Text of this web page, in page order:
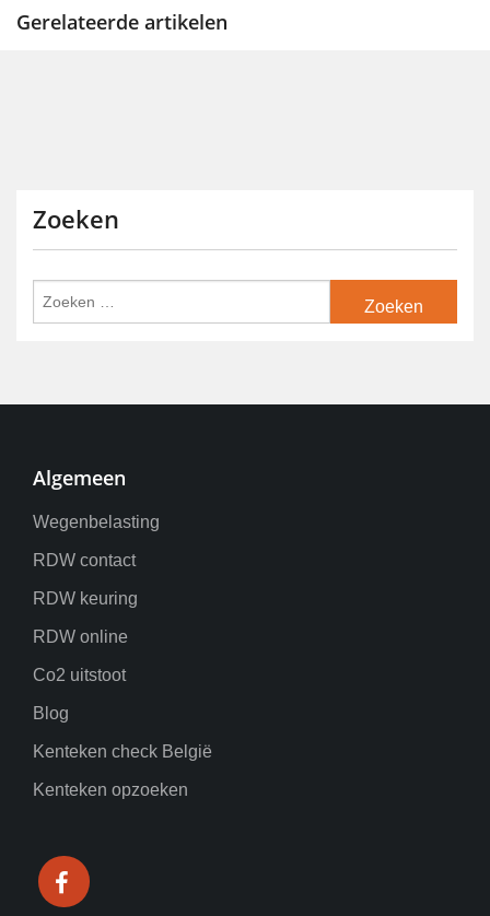
Gerelateerde artikelen
Zoeken
Algemeen
Wegenbelasting
RDW contact
RDW keuring
RDW online
Co2 uitstoot
Blog
Kenteken check België
Kenteken opzoeken